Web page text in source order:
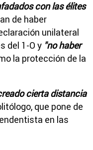
con las élites
de haber
unilateral
del 1-O y "no haber
la protección de la
cierta distancia
que pone de
en las